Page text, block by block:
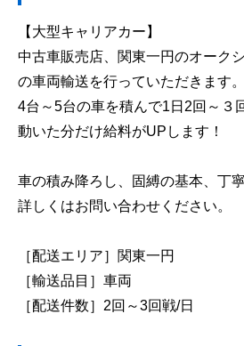
【大型キャリアカー】
中古車販売店、関東一円のオーク
の車両輸送を行っていただきます。
4台～5台の車を積んで1日2回～３
動いた分だけ給料がUPします！
車の積み降ろし、固縛の基本、丁
詳しくはお問い合わせください。
［配送エリア］関東一円
［輸送品目］車両
［配送件数］2回～3回戦/日